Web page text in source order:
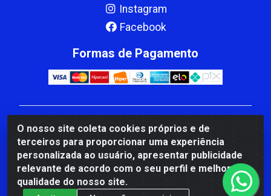
O nosso site coleta cookies próprios e de
terceiros para proporcionar uma experiência
personalizada ao usuário, apresentar publicidade
relevante de acordo com o seu perfil e melhorar a
qualidade do nosso site.
Instagram
Facebook
Formas de Pagamento
CBP MACEDO COMERCIO PEÇAS LTDA Matriz - av
Mauro Miranda Madureira, 1249 - Coramara , Cachoeiro
de Itapemirim/ES - CEP 29.311-310 - CNPJ
00.502.680/0001-41